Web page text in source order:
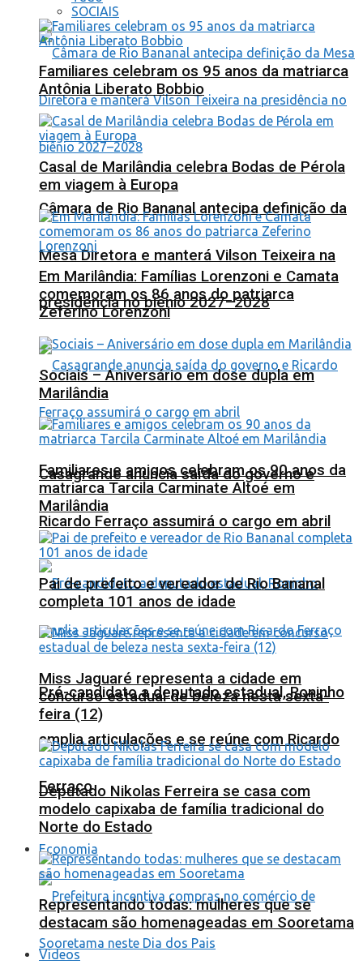
Câmara de Rio Bananal antecipa definição da
Mesa Diretora e manterá Vilson Teixeira na
presidência no biênio 2027–2028
Casagrande anuncia saída do governo e
Ricardo Ferraço assumirá o cargo em abril
Pré-candidato a deputado estadual, Roninho
amplia articulações e se reúne com Ricardo
Ferraço
Economia
SOCIAIS
Familiares celebram os 95 anos da matriarca
Antônia Liberato Bobbio
Casal de Marilândia celebra Bodas de Pérola
em viagem à Europa
Em Marilândia: Famílias Lorenzoni e Camata
comemoram os 86 anos do patriarca
Zeferino Lorenzoni
Sociais – Aniversário em dose dupla em
Marilândia
Familiares e amigos celebram os 90 anos da
matriarca Tarcila Carminate Altoé em
Marilândia
Pai de prefeito e vereador de Rio Bananal
completa 101 anos de idade
Miss Jaguaré representa a cidade em
concurso estadual de beleza nesta sexta-
feira (12)
Deputado Nikolas Ferreira se casa com
modelo capixaba de família tradicional do
Norte do Estado
Representando todas: mulheres que se
destacam são homenageadas em Sooretama
Videos